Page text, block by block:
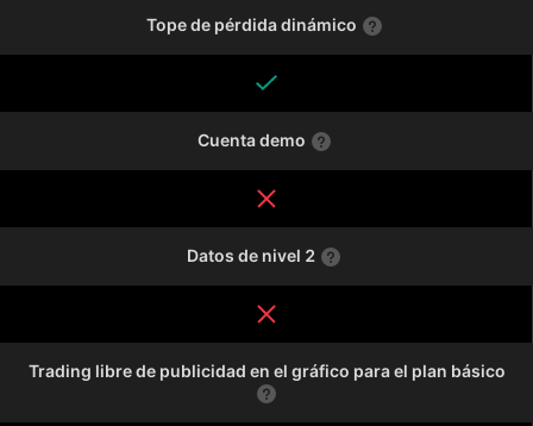
Tope de pérdida dinámico
Cuenta demo
Datos de nivel 2
Trading libre de publicidad en el gráfico para el plan básico